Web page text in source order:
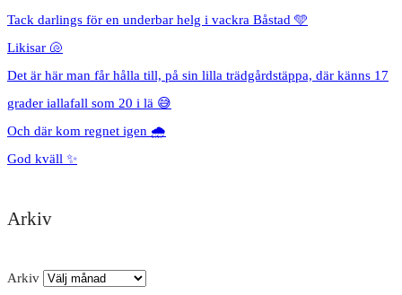
Tack darlings för en underbar helg i vackra Båstad 🩵
Likisar 🐚
Det är här man får hålla till, på sin lilla trädgårdstäppa, där känns 17
grader iallafall som 20 i lä 😅
Och där kom regnet igen 🌧️
God kväll ✨
Arkiv
Arkiv